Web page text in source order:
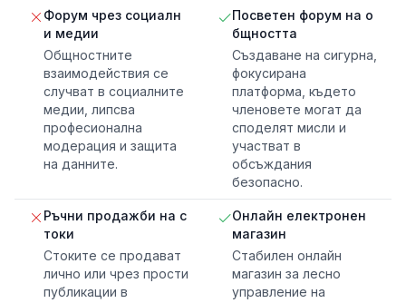
Форум чрез социалн
и медии
Общностните
взаимодействия се
случват в социалните
медии, липсва
професионална
модерация и защита
на данните.
Посветен форум на о
бщността
Създаване на сигурна,
фокусирана
платформа, където
членовете могат да
споделят мисли и
участват в
обсъждания
безопасно.
Ръчни продажби на с
токи
Стоките се продават
лично или чрез прости
публикации в
Онлайн електронен
магазин
Стабилен онлайн
магазин за лесно
управление на